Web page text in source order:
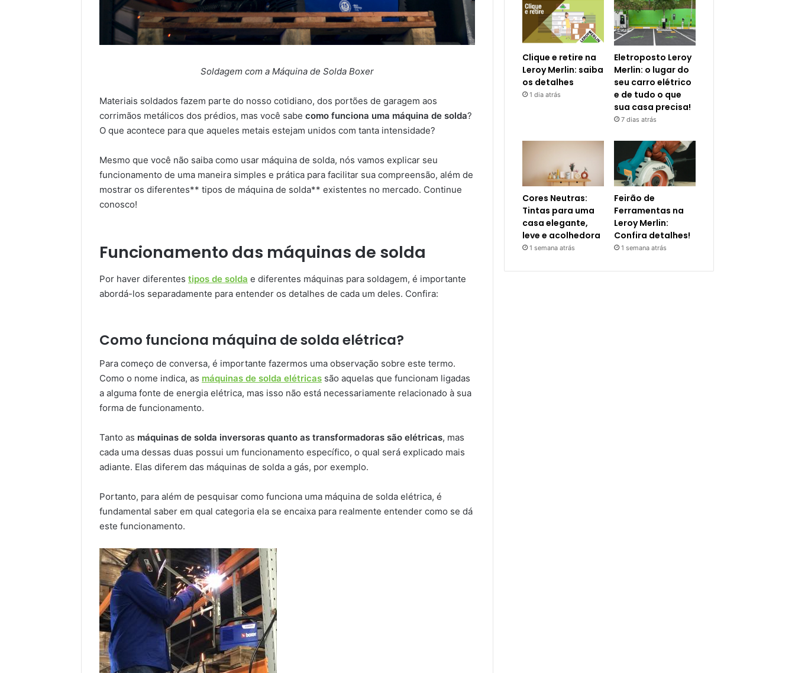
Soldagem com a Máquina de Solda Boxer
Materiais soldados fazem parte do nosso cotidiano, dos portões de garagem aos
corrimãos metálicos dos prédios, mas você sabe como funciona uma máquina de solda?
O que acontece para que aqueles metais estejam unidos com tanta intensidade?
Mesmo que você não saiba como usar máquina de solda, nós vamos explicar seu
funcionamento de uma maneira simples e prática para facilitar sua compreensão, além de
mostrar os diferentes** tipos de máquina de solda** existentes no mercado. Continue
conosco!
Funcionamento das máquinas de solda
Por haver diferentes tipos de solda e diferentes máquinas para soldagem, é importante
abordá-los separadamente para entender os detalhes de cada um deles. Confira:
Como funciona máquina de solda elétrica?
Para começo de conversa, é importante fazermos uma observação sobre este termo.
Como o nome indica, as máquinas de solda elétricas são aquelas que funcionam ligadas
a alguma fonte de energia elétrica, mas isso não está necessariamente relacionado à sua
forma de funcionamento.
Tanto as máquinas de solda inversoras quanto as transformadoras são elétricas, mas
cada uma dessas duas possui um funcionamento específico, o qual será explicado mais
adiante. Elas diferem das máquinas de solda a gás, por exemplo.
Portanto, para além de pesquisar como funciona uma máquina de solda elétrica, é
fundamental saber em qual categoria ela se encaixa para realmente entender como se dá
este funcionamento.
Clique e retire na
Leroy Merlin: saiba
os detalhes
1 dia atrás
Eletroposto Leroy
Merlin: o lugar do
seu carro elétrico
e de tudo o que
sua casa precisa!
7 dias atrás
Cores Neutras:
Tintas para uma
casa elegante,
leve e acolhedora
1 semana atrás
Feirão de
Ferramentas na
Leroy Merlin:
Confira detalhes!
1 semana atrás